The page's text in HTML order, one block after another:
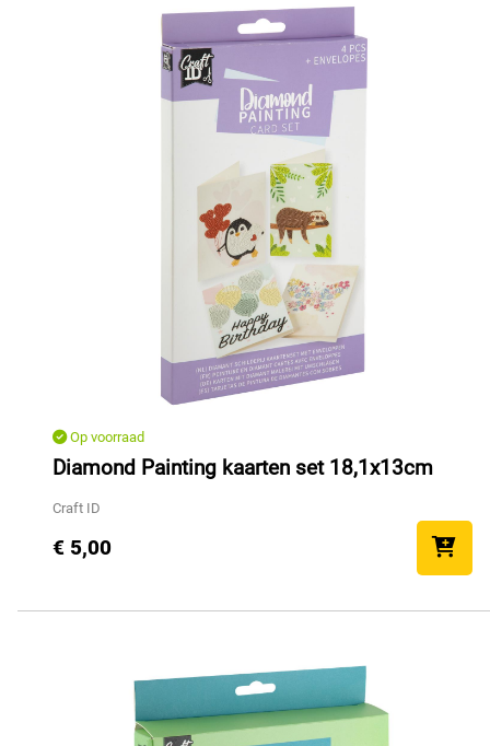
Op voorraad
Diamond Painting kaarten set 18,1x13cm
Craft ID
€ 5,00